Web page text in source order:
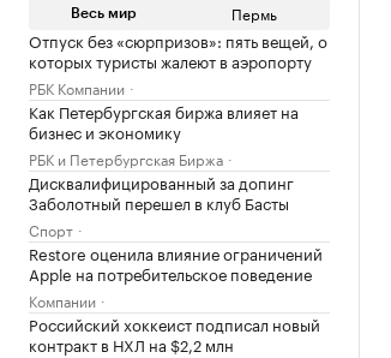
Весь мир Пермь
Отпуск без «сюрпризов»: пять вещей, о
которых туристы жалеют в аэропорту
РБК Компании
Как Петербургская биржа влияет на
бизнес и экономику
РБК и Петербургская Биржа
Дисквалифицированный за допинг
Заболотный перешел в клуб Басты
Спорт
Restore оценила влияние ограничений
Apple на потребительское поведение
Компании
Российский хоккеист подписал новый
контракт в НХЛ на $2,2 млн